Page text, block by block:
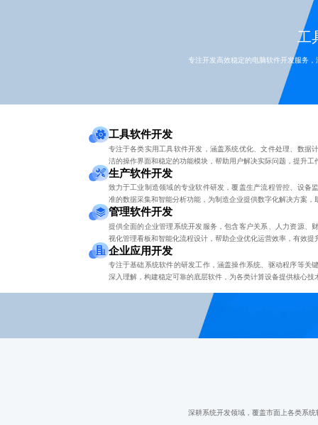
工
专注开发高效稳定的电脑软件开发服务
工具软件开发
专注于各类实用工具软件开发，涵盖系统优化、文件处理、数据
洁的操作界面和稳定的功能模块，帮助用户解决实际问题，提升工
生产软件开发
致力于工业制造领域的专业软件研发，覆盖生产流程管控、设备
准的数据采集和智能分析功能，为制造企业提供数字化解决方案，
管理软件开发
提供全面的企业管理系统开发服务，包含客户关系、人力资源、
视化管理看板和智能化流程设计，帮助企业优化运营效率，有效提
企业应用开发
专注于基础系统软件的研发工作，涵盖操作系统、驱动程序等关
深入理解，构建稳定可靠的底层软件，为各类计算设备提供核心技
深耕系统开发领域，覆盖市面上各类系